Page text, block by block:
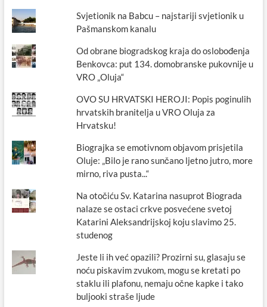
Svjetionik na Babcu – najstariji svjetionik u
Pašmanskom kanalu
Od obrane biogradskog kraja do oslobođenja
Benkovca: put 134. domobranske pukovnije u
VRO „Oluja“
OVO SU HRVATSKI HEROJI: Popis poginulih
hrvatskih branitelja u VRO Oluja za
Hrvatsku!
Biograjka se emotivnom objavom prisjetila
Oluje: „Bilo je rano sunčano ljetno jutro, more
mirno, riva pusta...“
Na otočiću Sv. Katarina nasuprot Biograda
nalaze se ostaci crkve posvećene svetoj
Katarini Aleksandrijskoj koju slavimo 25.
studenog
Jeste li ih već opazili? Prozirni su, glasaju se
noću piskavim zvukom, mogu se kretati po
staklu ili plafonu, nemaju očne kapke i tako
buljooki straše ljude